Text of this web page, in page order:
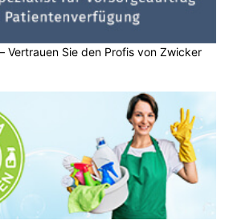
Vertrauen Sie den Profis von Zwicker